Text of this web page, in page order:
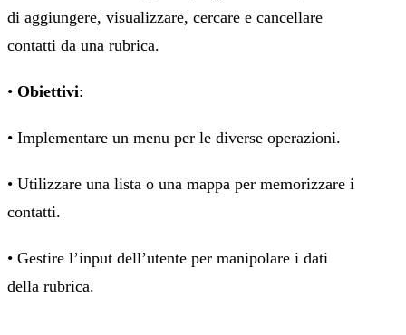
di aggiungere, visualizzare, cercare e cancellare
contatti da una rubrica.
• Obiettivi:
• Implementare un menu per le diverse operazioni.
• Utilizzare una lista o una mappa per memorizzare i
contatti.
• Gestire l’input dell’utente per manipolare i dati
della rubrica.